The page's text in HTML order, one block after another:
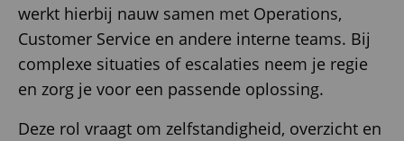
werkt hierbij nauw samen met Operations,
Customer Service en andere interne teams. Bij
complexe situaties of escalaties neem je regie
en zorg je voor een passende oplossing.
Deze rol vraagt om zelfstandigheid, overzicht en